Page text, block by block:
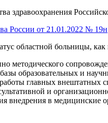
здравоохранения
России от 21.01.2022 № 19н
областной больницы,
методического
образовательных и
главных внештатных
и
внедрения в медицинские